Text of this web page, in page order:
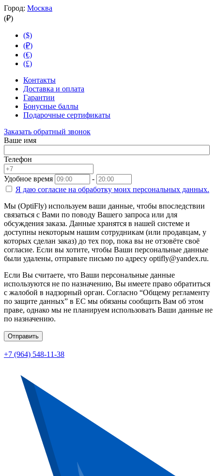
Город: Москва
(₽)
($)
(₽)
(€)
(£)
Контакты
Доставка и оплата
Гарантии
Бонусные баллы
Подарочные сертификаты
Заказать обратный звонок
Ваше имя
Телефон
Удобное время
-
Я даю согласие на обработку моих персональных данных.
Мы (OptiFly) используем ваши данные, чтобы впоследствии
связаться с Вами по поводу Вашего запроса или для
обсуждения заказа. Данные хранятся в нашей системе и
доступны некоторым нашим сотрудникам (или продавцам, у
которых сделан заказ) до тех пор, пока вы не отзовёте своё
согласие. Если вы хотите, чтобы Ваши персональные данные
были удалены, отправьте письмо по адресу optifly@yandex.ru.
Если Вы считаете, что Ваши персональные данные
используются не по назначению, Вы имеете право обратиться
с жалобой в надзорный орган. Согласно “Общему регламенту
по защите данных” в ЕС мы обязаны сообщить Вам об этом
праве, однако мы не планируем использовать Ваши данные не
по назначению.
Отправить
+7 (964) 548-11-38